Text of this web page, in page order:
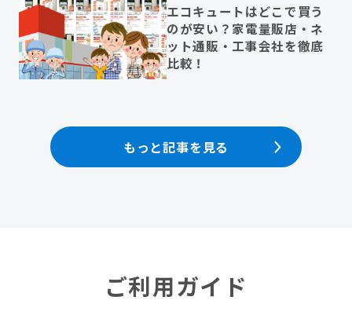
エコキュートはどこで買う
のが安い？家電量販店・ネ
ット通販・工事会社を徹底
比較！
もっと記事を見る
ご利用ガイド